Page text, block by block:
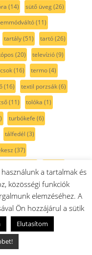
(14) sütő üveg(26)
(11)
tartály(51) tartó(26)
(20) televízió(9)
(16) termo(4)
(16) textil porzsák(6)
(11) tolóka (1)
turbókefe (6)
tálfedél (3)
(37)
tömítés(67)
(2)
(4) v-szíj(11)
a tartalmak és
közösségi funkciók
elemzéséhez. A
Ön hozzájárul a sütik
Elutasítom